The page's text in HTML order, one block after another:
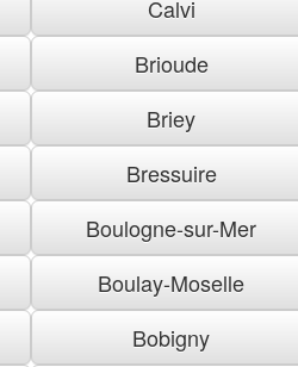
Calvi
Brioude
Briey
Bressuire
Boulogne-sur-Mer
Boulay-Moselle
Bobigny